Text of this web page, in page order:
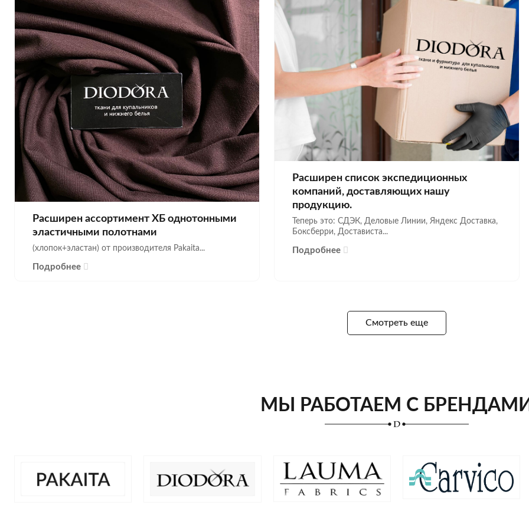
Расширен ассортимент ХБ однотонными
эластичными полотнами
(хлопок+эластан) от производителя Pakaita...
Подробнее
Расширен список экспедиционных
компаний, доставляющих нашу
продукцию.
Теперь это: СДЭК, Деловые Линии, Яндекс Доставка,
Боксберри, Достависта...
Подробнее
Смотреть еще
МЫ РАБОТАЕМ С